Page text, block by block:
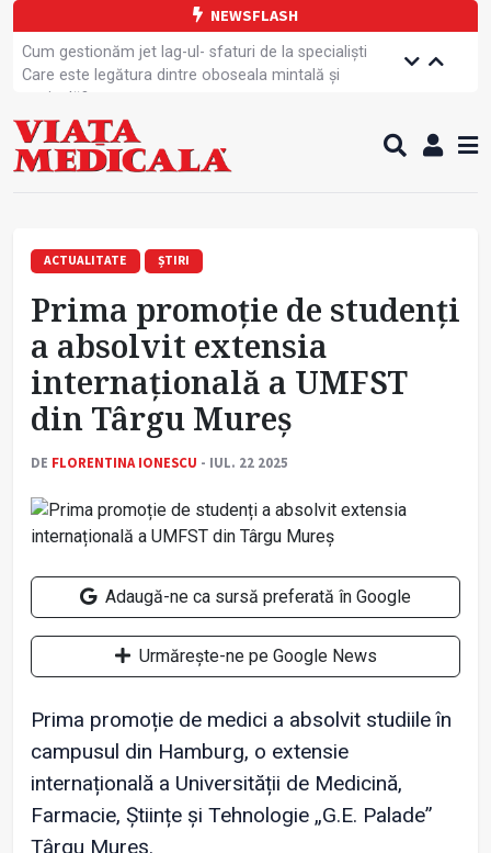
NEWSFLASH
Cum gestionăm jet lag-ul- sfaturi de la specialiști
Care este legătura dintre oboseala mintală și
caniculă?
Campanie de prevenție dedicată sportivelor
Un nou studiu pentru testarea unui vaccin împotriva
tulpinei Bundibugyo a virusului Ebola
sănătate
Demersuri pentru acces transfrontalier la date
Contractul cadru ar putea fi modificat
Comercializarea unor medicamente, blocată
temporar
ACTUALITATE ȘTIRI
Prima promoție de studenți
a absolvit extensia
internațională a UMFST
din Târgu Mureș
DE FLORENTINA IONESCU - IUL. 22 2025
Adaugă-ne ca sursă preferată în Google
Urmărește-ne pe Google News
Prima promoție de medici a absolvit studiile în
campusul din Hamburg, o extensie
internațională a Universității de Medicină,
Farmacie, Științe și Tehnologie „G.E. Palade”
Târgu Mureș.